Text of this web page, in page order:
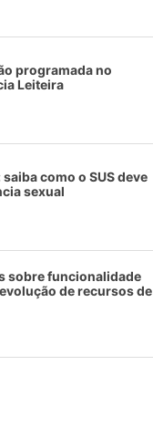
programada no
Leiteira
como o SUS deve
sexual
sobre funcionalidade
de recursos de